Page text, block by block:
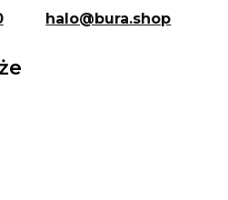
halo@bura.shop